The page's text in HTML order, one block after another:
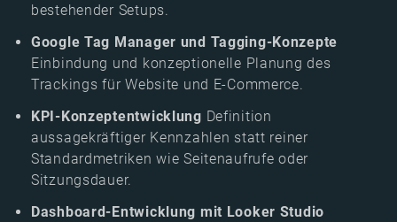
bestehender Setups.
Google Tag Manager und Tagging-Konzepte
Einbindung und konzeptionelle Planung des
Trackings für Website und E-Commerce.
KPI-Konzeptentwicklung Definition
aussagekräftiger Kennzahlen statt reiner
Standardmetriken wie Seitenaufrufe oder
Sitzungsdauer.
Dashboard-Entwicklung mit Looker Studio